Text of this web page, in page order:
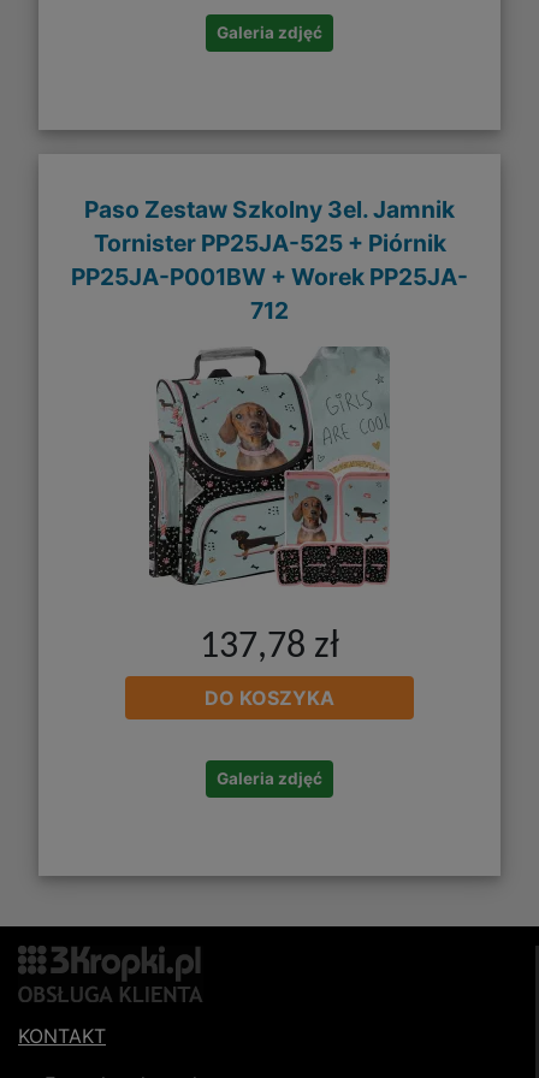
Galeria zdjęć
Paso Zestaw Szkolny 3el. Jamnik
Tornister PP25JA-525 + Piórnik
PP25JA-P001BW + Worek PP25JA-
712
137,78 zł
DO KOSZYKA
Galeria zdjęć
KONTAKT